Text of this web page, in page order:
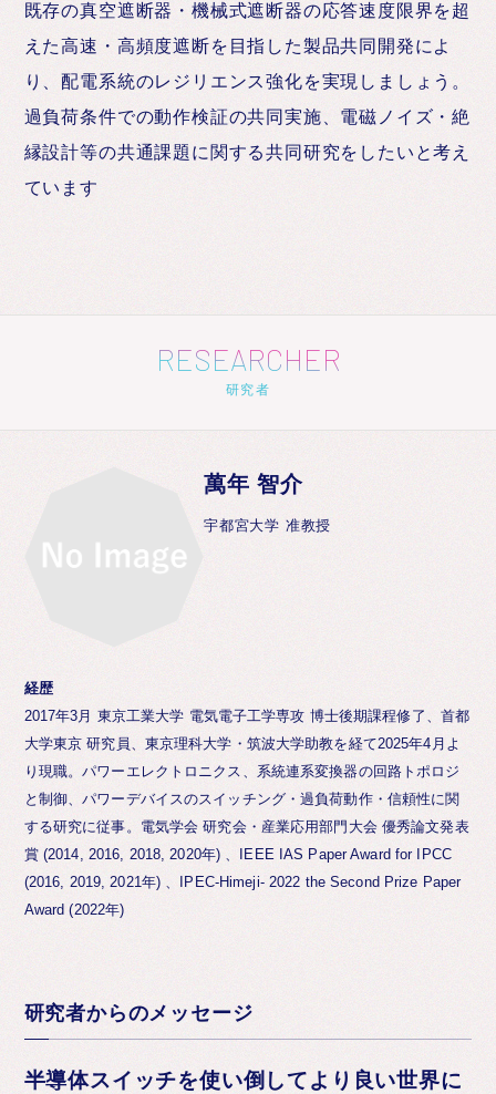
既存の真空遮断器・機械式遮断器の応答速度限界を超
えた高速・高頻度遮断を目指した製品共同開発によ
り、配電系統のレジリエンス強化を実現しましょう。
過負荷条件での動作検証の共同実施、電磁ノイズ・絶
縁設計等の共通課題に関する共同研究をしたいと考え
ています
RESEARCHER
研究者
萬年 智介
宇都宮大学 准教授
経歴
2017年3月 東京工業大学 電気電子工学専攻 博士後期課程修了、首都
大学東京 研究員、東京理科大学・筑波大学助教を経て2025年4月よ
り現職。パワーエレクトロニクス、系統連系変換器の回路トポロジ
と制御、パワーデバイスのスイッチング・過負荷動作・信頼性に関
する研究に従事。電気学会 研究会・産業応用部門大会 優秀論文発表
賞 (2014, 2016, 2018, 2020年) 、IEEE IAS Paper Award for IPCC
(2016, 2019, 2021年) 、IPEC-Himeji- 2022 the Second Prize Paper
Award (2022年)
研究者からのメッセージ
半導体スイッチを使い倒してより良い世界に